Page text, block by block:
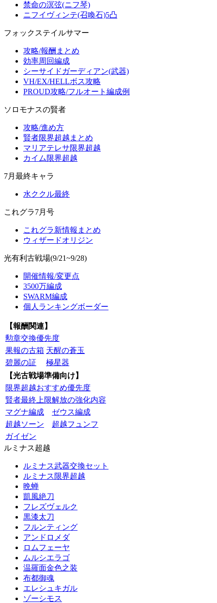
禁命の溟弦(ニフ琴)
ニフイヴィンテ(召喚石)5凸
フォックステイルサマー
攻略/報酬まとめ
効率周回編成
シーサイドガーディアン(武器)
VH/EX/HELLボス攻略
PROUD攻略/フルオート編成例
ソロモナスの賢者
攻略/進め方
賢者限界超越まとめ
マリアテレサ限界超越
カイム限界超越
7月最終キャラ
水ククル最終
これグラ7月号
これグラ新情報まとめ
ウィザードオリジン
光有利古戦場(9/21~9/28)
開催情報/変更点
3500万編成
SWARM編成
個人ランキングボーダー
【報酬関連】
勲章交換優先度
果報の古箱 天醒の蒼玉
碧麗の証
極星器
【光古戦場準備向け】
限界超越おすすめ優先度
賢者最終上限解放の強化内容
マグナ編成
ゼウス編成
超越ソーン
超越フュンフ
ガイゼン
ルミナス超越
ルミナス武器交換セット
ルミナス限界超越
晩蝉
凱風絶刀
フレズヴェルク
黒漆太刀
フルンティング
アンドロメダ
ロムフェーヤ
ムルシエラゴ
温羅面金色之装
布都御魂
エレシュキガル
ゾーシモス